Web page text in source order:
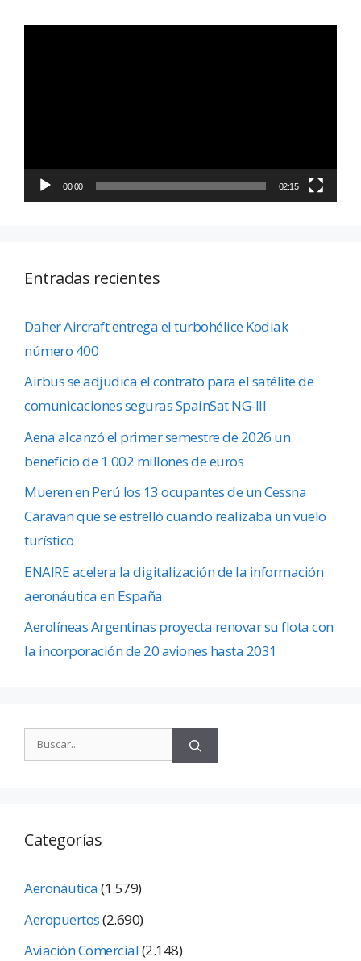
00:00 02:15
Entradas recientes
Daher Aircraft entrega el turbohélice Kodiak
número 400
Airbus se adjudica el contrato para el satélite de
comunicaciones seguras SpainSat NG-III
Aena alcanzó el primer semestre de 2026 un
beneficio de 1.002 millones de euros
Mueren en Perú los 13 ocupantes de un Cessna
Caravan que se estrelló cuando realizaba un vuelo
turístico
ENAIRE acelera la digitalización de la información
aeronáutica en España
Aerolíneas Argentinas proyecta renovar su flota con
la incorporación de 20 aviones hasta 2031
Categorías
Aeronáutica(1.579)
Aeropuertos(2.690)
Aviación Comercial(2.148)